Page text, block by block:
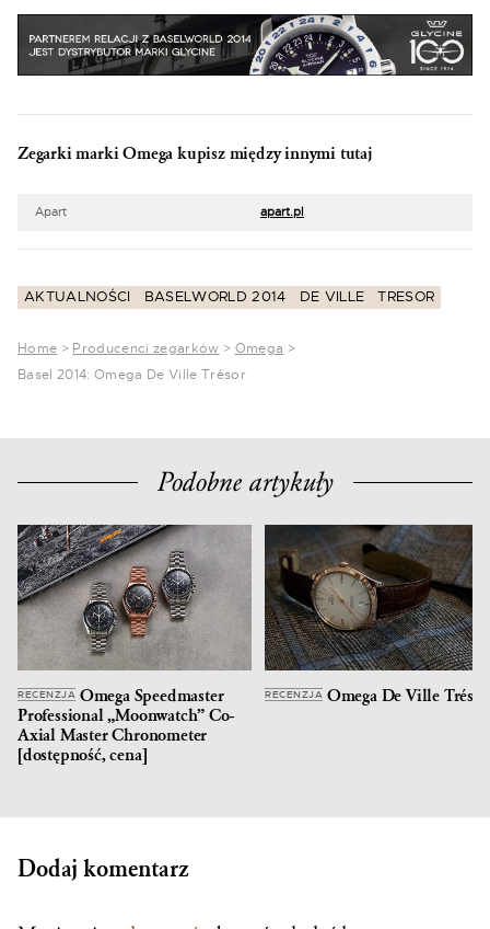
Zegarki marki Omega kupisz między innymi tutaj
Apart apart.pl
AKTUALNOŚCI BASELWORLD 2014 DE VILLE TRESOR
Home > Producenci zegarków > Omega >
Basel 2014: Omega De Ville Trésor
Podobne artykuły
RECENZJA Omega Speedmaster
Professional „Moonwatch” Co-
Axial Master Chronometer
[dostępność, cena]
RECENZJA Omega De Ville Trésor
Dodaj komentarz